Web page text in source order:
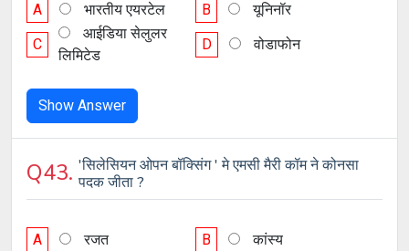
A भारतीय एयरटेल B
यूनिनॉर
C
आईडिया सेलुलर
लिमिटेड
D वोडाफोन
Show Answer
Q43.'सिलेसियन ओपन बॉक्सिंग ' मे एमसी मैरी कॉम ने कोनसा
पदक जीता ?
A रजत B
कांस्य